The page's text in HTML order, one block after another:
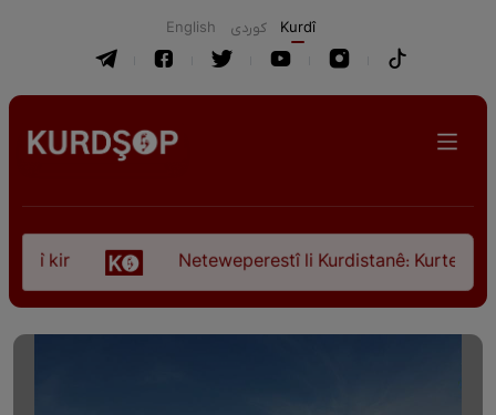
English كوردی Kurdî
Neteweperestî li Kurdistanê: Kurteya